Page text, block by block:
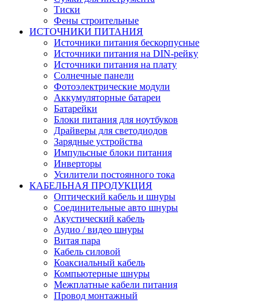
Тиски
Фены строительные
ИСТОЧНИКИ ПИТАНИЯ
Источники питания бескорпусные
Источники питания на DIN-рейку
Источники питания на плату
Солнечные панели
Фотоэлектрические модули
Аккумуляторные батареи
Батарейки
Блоки питания для ноутбуков
Драйверы для светодиодов
Зарядные устройства
Импульсные блоки питания
Инверторы
Усилители постоянного тока
КАБЕЛЬНАЯ ПРОДУКЦИЯ
Оптический кабель и шнуры
Соединительные авто шнуры
Акустический кабель
Аудио / видео шнуры
Витая пара
Кабель силовой
Коаксиальный кабель
Компьютерные шнуры
Межплатные кабели питания
Провод монтажный